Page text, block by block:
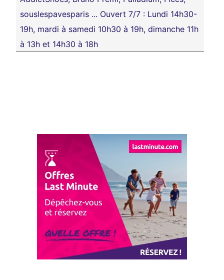
souslespavesparis ... Ouvert 7/7 : Lundi 14h30-
19h, mardi à samedi 10h30 à 19h, dimanche 11h
à 13h et 14h30 à 18h